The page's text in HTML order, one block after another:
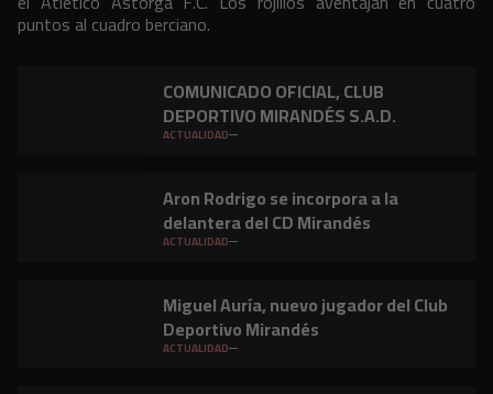
puntos al cuadro berciano.
COMUNICADO OFICIAL, CLUB
DEPORTIVO MIRANDÉS S.A.D.
ACTUALIDAD
Aron Rodrigo se incorpora a la
delantera del CD Mirandés
ACTUALIDAD
Miguel Auría, nuevo jugador del Club
Deportivo Mirandés
ACTUALIDAD